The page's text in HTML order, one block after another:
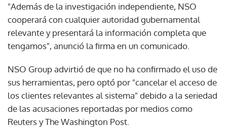
"Además de la investigación independiente, NSO
cooperará con cualquier autoridad gubernamental
relevante y presentará la información completa que
tengamos", anunció la firma en un comunicado.
NSO Group advirtió de que no ha confirmado el uso de
sus herramientas, pero optó por "cancelar el acceso de
los clientes relevantes al sistema" debido a la seriedad
de las acusaciones reportadas por medios como
Reuters y The Washington Post.